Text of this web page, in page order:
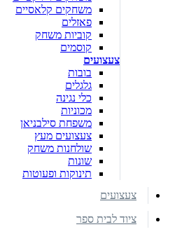
משחקים קלאסיים
פאזלים
קוביות משחק
קוסמים
צעצועים
בובות
גלגלים
כלי נגינה
מכוניות
משפחת סילבניאן
צעצועים מעץ
שולחנות משחק
שונות
תינוקות ופעוטות
צעצועים
ציוד לבית ספר